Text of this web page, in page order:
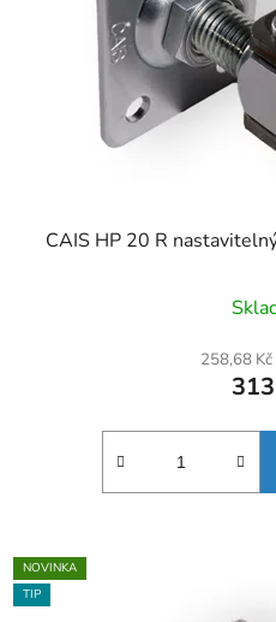
CAIS HP 20 R
258,68 Kč
NOVINKA
TIP